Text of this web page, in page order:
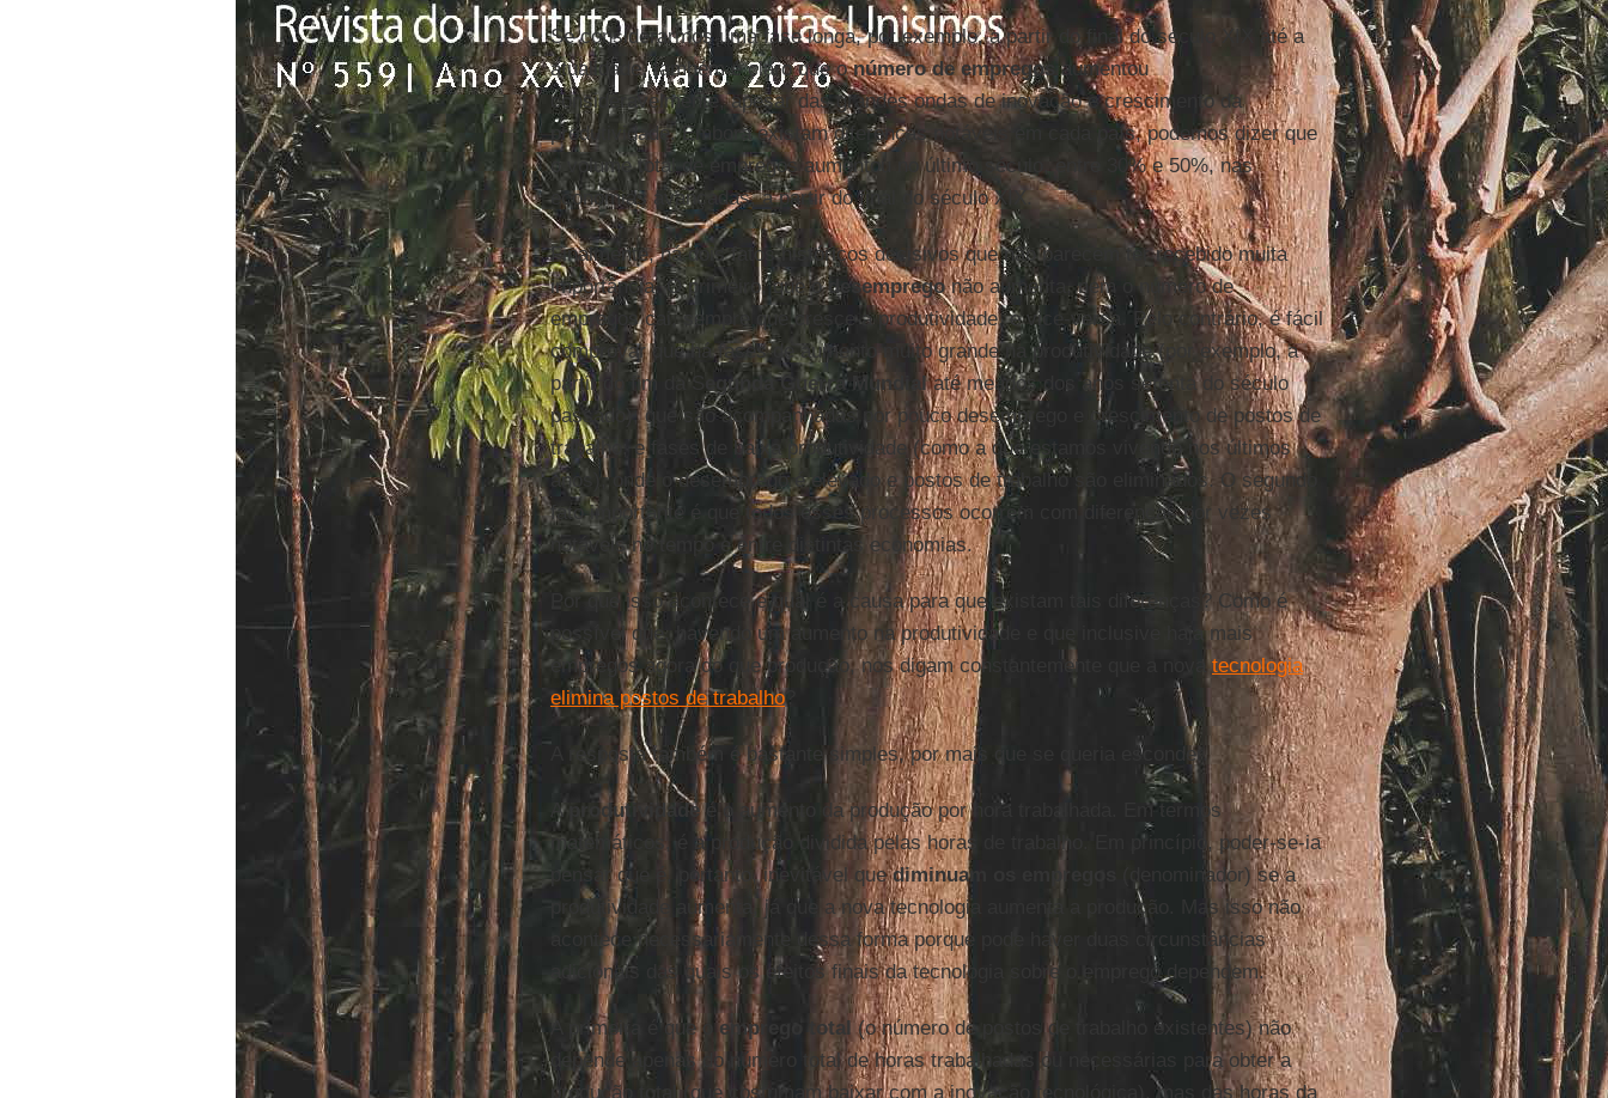
Se considerarmos uma fase longa, por exemplo, a partir do final do século XIX até a
atualidade, também é claro que onúmero de empregos aumentou
consideravelmente, apesar das grandes ondas de inovação e crescimento da
produtividade. Embora existam diferenças notáveis em cada país, podemos dizer que
o volume total de empregos aumentou no último século, entre 30% e 50%, nas
economias avançadas, a partir do final do século XIX.
Finalmente, há dois fatos históricos decisivos que não parecem ter recebido muita
importância. O primeiro, que odesempregonão aumenta, nem o número de
empregos cai, sempre que cresce a produtividade, e vice-versa. Pelo contrário, é fácil
comprovar que há fases de aumento muito grande na produtividade (por exemplo, a
partir do fim da S
egunda Guerra Mundialaté meados dos anos setenta do século
passado), que são acompanhadas por pouco desemprego e crescimento de postos de
trabalho; e fases de baixa produtividade (como a que estamos vivendo nos últimos
anos), onde o desemprego é elevado e postos de trabalho são eliminados. O segundo
fato importante é que todos esses processos ocorrem com diferenças por vezes
notáveis no tempo e entre distintas economias.
Por que isso acontece e qual é a causa para que existam tais diferenças? Como é
possível que, havendo um aumento na produtividade e que inclusive haja mais
empregos agora do que produção, nos digam constantemente que a novatecnologia
elimina postos de trabalho?
A resposta também é bastante simples, por mais que se queria esconder.
A produtividadeé o aumento da produção por hora trabalhada. Em termos
matemáticos, é a produção dividida pelas horas de trabalho. Em princípio, poder-se-ia
pensar que é, portanto, inevitável quediminuam os empregos
(denominador) se a
produtividade aumenta, já que a nova tecnologia aumenta a produção. Mas isso não
acontece necessariamente dessa forma porque pode haver duas circunstâncias
adicionais das quais os efeitos finais da tecnologia sobre o emprego dependem.
A primeira é que o emprego total (o número de postos de trabalho existentes) não
depende apenas do número total de horas trabalhadas ou necessárias para obter a
produção total (que costumam baixar com a inovação tecnológica), mas das horas da